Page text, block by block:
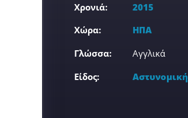
Χρονιά:
2015
Χώρα:
ΗΠΑ
Γλώσσα:
Αγγλικά
Είδος:
Αστυνομική